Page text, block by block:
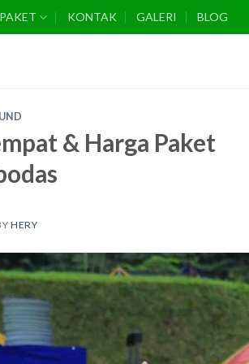
PAKET KONTAK GALERI BLOG
& Harga Paket
HERY